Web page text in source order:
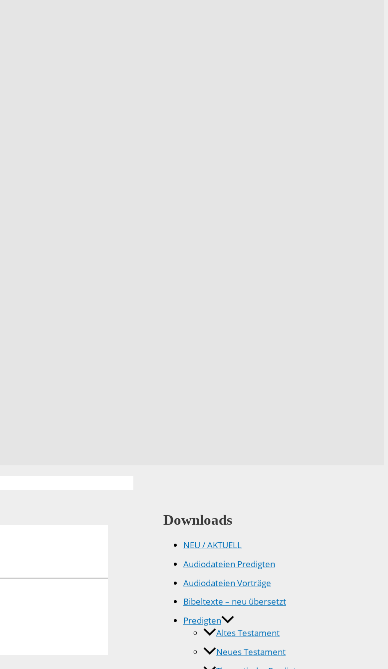
Downloads
NEU / AKTUELL
Audiodateien Predigten
Audiodateien Vorträge
Bibeltexte – neu übersetzt
Predigten
Altes Testament
Neues Testament